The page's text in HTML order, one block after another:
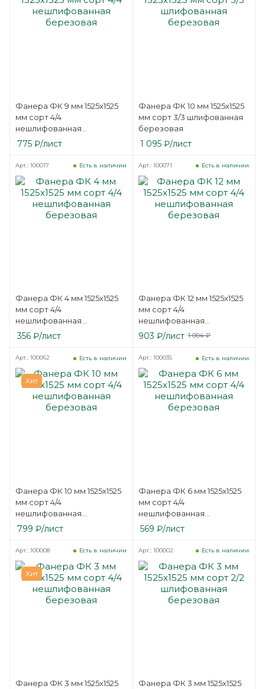
Фанера ФК 9 мм 1525х1525
мм сорт 4/4
нешлифованная
березовая
775 ₽/лист
Фанера ФК 10 мм 1525х1525
мм сорт 3/3 шлифованная
березовая
1 095₽/лист
Фанера ФК 4 мм 1525х1525
мм сорт 4/4
нешлифованная
березовая
Есть в наличии
Арт.: 100017
356 ₽/лист
Фанера ФК 12 мм 1525х1525
мм сорт 4/4
нешлифованная
березовая
Есть в наличии
Арт.: 100071
903 ₽/лист 1 004₽
Хит
Фанера ФК 10 мм 1525х1525
мм сорт 4/4
нешлифованная
березовая
Есть в наличии
Арт.: 100062
799 ₽/лист
Фанера ФК 6 мм 1525х1525
мм сорт 4/4
нешлифованная
березовая
Есть в наличии
Арт.: 100035
569 ₽/лист
Хит
Фанера ФК 3 мм 1525х1525
Есть в наличии
Арт.: 100008
Фанера ФК 3 мм 1525х1525
Есть в наличии
Арт.: 100002